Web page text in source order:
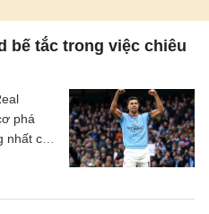
bế tắc trong việc chiêu
phá
các